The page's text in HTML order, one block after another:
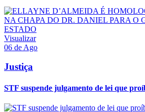
Visualizar
06 de Ago
Justiça
STF suspende julgamento de lei que